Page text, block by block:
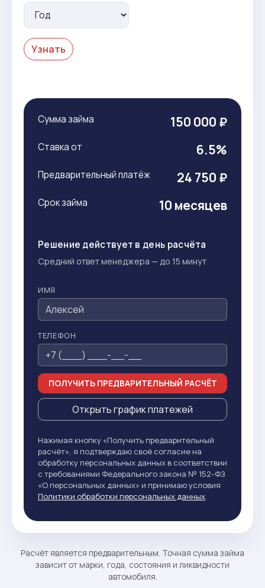
Узнать
Сумма займа 150 000 ₽
Ставка от 6.5%
Предварительный платёж 24 750 ₽
Срок займа 10 месяцев
Решение действует в день расчёта
Средний ответ менеджера — до 15 минут
ИМЯ
ТЕЛЕФОН
ПОЛУЧИТЬ ПРЕДВАРИТЕЛЬНЫЙ РАСЧЁТ
Открыть график платежей
Нажимая кнопку «Получить предварительный
расчёт», я подтверждаю своё согласие на
обработку персональных данных в соответствии
с требованиями Федерального закона № 152-ФЗ
«О персональных данных» и принимаю условия
Политики обработки персональных данных.
Расчёт является предварительным. Точная сумма займа
зависит от марки, года, состояния и ликвидности
автомобиля.